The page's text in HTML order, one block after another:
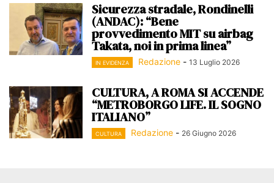
Sicurezza stradale, Rondinelli
(ANDAC): “Bene
provvedimento MIT su airbag
Takata, noi in prima linea”
IN EVIDENZA Redazione - 13 Luglio 2026
CULTURA, A ROMA SI ACCENDE
“METROBORGO LIFE. IL SOGNO
ITALIANO”
CULTURA Redazione - 26 Giugno 2026